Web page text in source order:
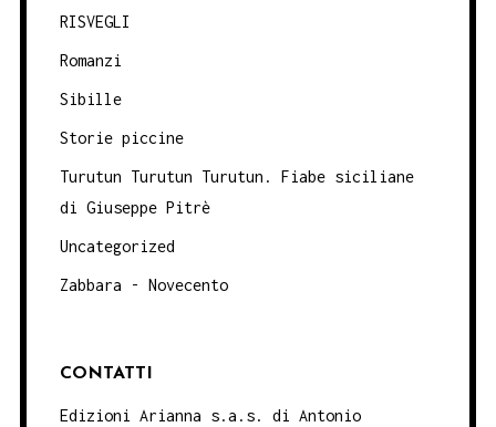
RISVEGLI
Romanzi
Sibille
Storie piccine
Turutun Turutun Turutun. Fiabe siciliane
di Giuseppe Pitrè
Uncategorized
Zabbara - Novecento
CONTATTI
Edizioni Arianna s.a.s. di Antonio